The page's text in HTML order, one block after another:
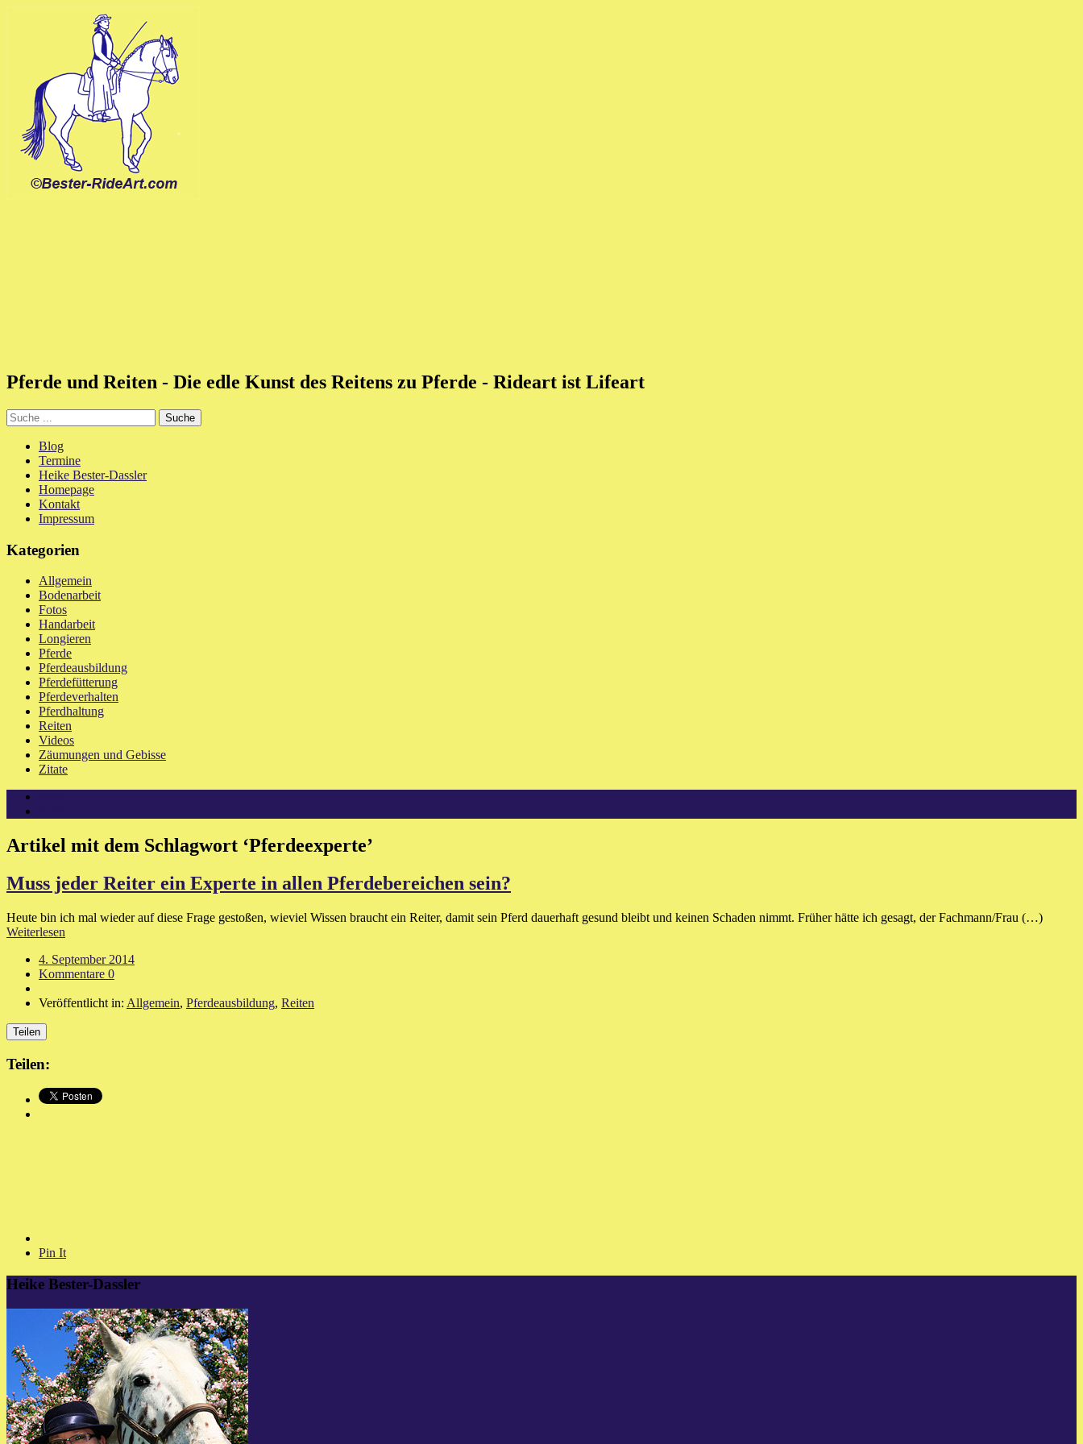
Pferde und Reiten - Die edle Kunst des Reitens zu Pferde - Rideart ist Lifeart
Blog
Termine
Heike Bester-Dassler
Homepage
Kontakt
Impressum
Kategorien
Allgemein
Bodenarbeit
Fotos
Handarbeit
Longieren
Pferde
Pferdeausbildung
Pferdefütterung
Pferdeverhalten
Pferdhaltung
Reiten
Videos
Zäumungen und Gebisse
Zitate
Artikel mit dem Schlagwort ‘Pferdeexperte’
Muss jeder Reiter ein Experte in allen Pferdebereichen sein?
Heute bin ich mal wieder auf diese Frage gestoßen, wieviel Wissen braucht ein Reiter, damit sein Pferd dauerhaft gesund bleibt und keinen Schaden nimmt. Früher hätte ich gesagt, der Fachmann/Frau (…)
Weiterlesen
4. September 2014
Kommentare 0
Veröffentlicht in: Allgemein, Pferdeausbildung, Reiten
Teilen
Teilen:
Pin It
Heike Bester-Dassler